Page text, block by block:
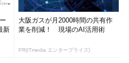
新
大阪ガスが月2000時間の共有作
業を削減！ 現場のAI活用術
PR(ITmedia エンタープライズ)